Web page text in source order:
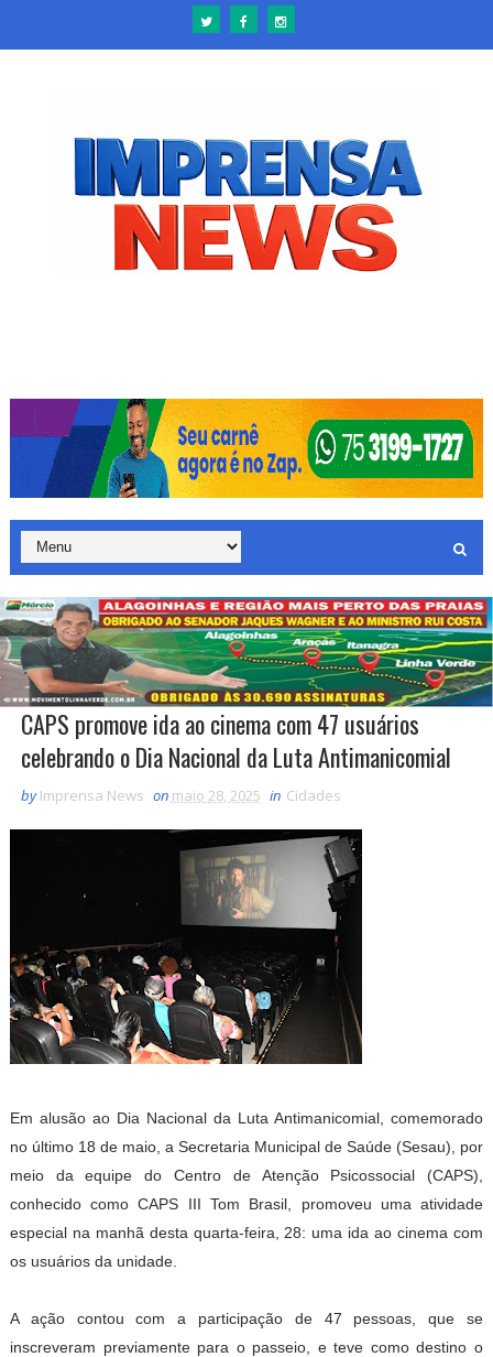
CAPS promove ida ao cinema com 47 usuários
celebrando o Dia Nacional da Luta Antimanicomial
by Imprensa News on maio 28, 2025 in Cidades
Em alusão ao Dia Nacional da Luta Antimanicomial, comemorado
no último 18 de maio, a Secretaria Municipal de Saúde (Sesau), por
meio da equipe do Centro de Atenção Psicossocial (CAPS),
conhecido como CAPS III Tom Brasil, promoveu uma atividade
especial na manhã desta quarta-feira, 28: uma ida ao cinema com
os usuários da unidade.
A ação contou com a participação de 47 pessoas, que se
inscreveram previamente para o passeio, e teve como destino o